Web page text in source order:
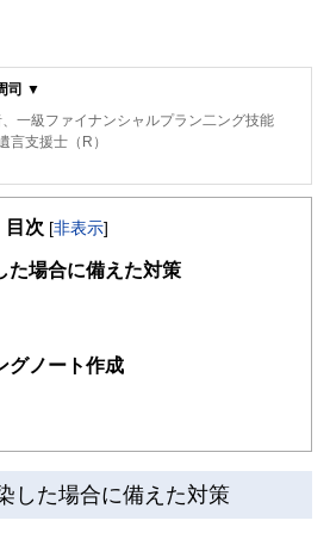
司 ▼
一級ファイナンシャルプラン二ング技能
言支援士（R）
経て、FPとして「PCとFPオフィス植田」を
プランをご提案します。
ます。
目次 [非表示]
た場合に備えた対策
グノート作成
した場合に備えた対策